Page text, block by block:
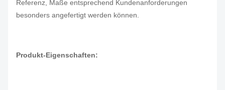
Referenz, Maße entsprechend Kundenanforderungen
besonders angefertigt werden können.
Produkt-Eigenschaften: